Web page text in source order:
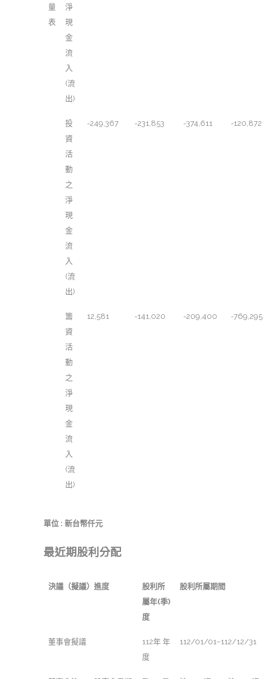
量
表
淨
現
金
流
入
(流
出)
投
資
活
動
之
淨
現
金
流
入
(流
出)
-249,367 -231,853 -374,611 -120,872
籌
資
活
動
之
淨
現
金
流
入
(流
出)
12,581 -141,020 -209,400 -769,295
單位 : 新台幣仟元
最近期股利分配
決議（擬議）進度
股利所
屬年(季)
度
股利所屬期間
董事會擬議
112年 年
度
112/01/01~112/12/31